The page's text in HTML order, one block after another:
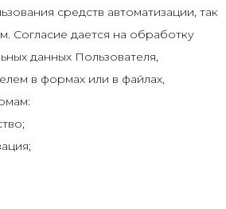
средств автоматизации, так
Согласие дается на обработку
данных Пользователя,
в формах или в файлах,